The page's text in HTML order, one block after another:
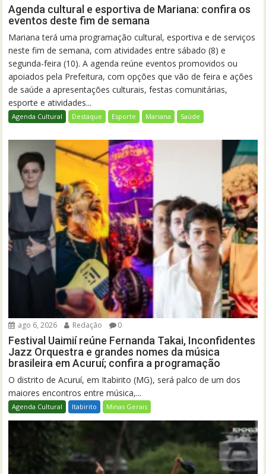
Agenda cultural e esportiva de Mariana: confira os
eventos deste fim de semana
Mariana terá uma programação cultural, esportiva e de serviços
neste fim de semana, com atividades entre sábado (8) e
segunda-feira (10). A agenda reúne eventos promovidos ou
apoiados pela Prefeitura, com opções que vão de feira e ações
de saúde a apresentações culturais, festas comunitárias,
esporte e atividades...
Agenda Cultural Destaque Esporte Mariana Saúde
ago 6, 2026 Redação 0
Festival Uaimií reúne Fernanda Takai, Inconfidentes
Jazz Orquestra e grandes nomes da música
brasileira em Acuruí; confira a programação
O distrito de Acuruí, em Itabirito (MG), será palco de um dos
maiores encontros entre música,...
Agenda Cultural Itabirito Minas Gerais